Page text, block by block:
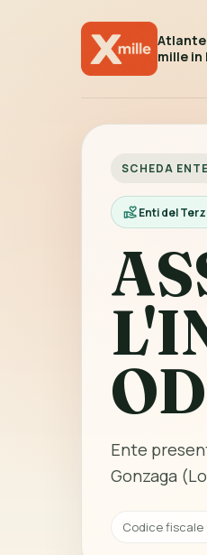
Atlante
mille in
SCHEDA ENTE
Enti del
Ente
Gonzaga
Codice fiscale